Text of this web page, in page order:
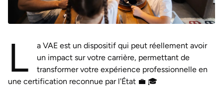
L
a VAE est un dispositif qui peut réellement avoir
un impact sur votre carrière, permettant de
transformer votre expérience professionnelle en
une certification reconnue par l'État 💼 🎓